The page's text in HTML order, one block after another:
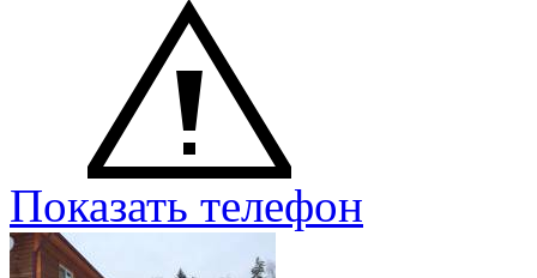
Показать телефон